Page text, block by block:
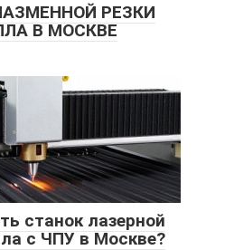
РЕЗКИ
В МОСКВЕ
станок лазерной
с ЧПУ в Москве?